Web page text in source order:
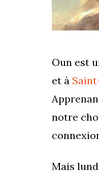
Oun est
et à
notre
Mais